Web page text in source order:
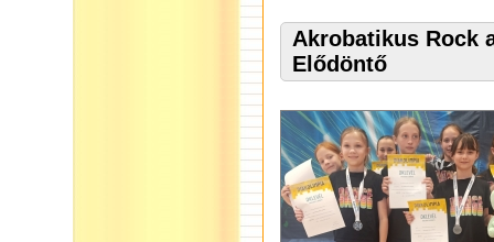
Akrobatikus Rock
Elődöntő